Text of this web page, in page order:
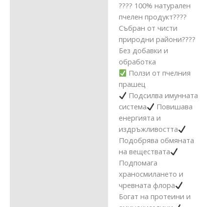
???? 100% натурален
пчелен продукт????
Събран от чисти
природни райони????
Без добавки и
обработка
Ползи от пчелния
прашец
Подсилва имунната
система
Повишава
енергията и
издръжливостта
Подобрява обмяната
на веществата
Подпомага
храносмилането и
чревната флора
Богат на протеини и